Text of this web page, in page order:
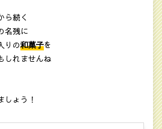
ら続く
名残に
りの和菓子を
しれませんね
しょう！